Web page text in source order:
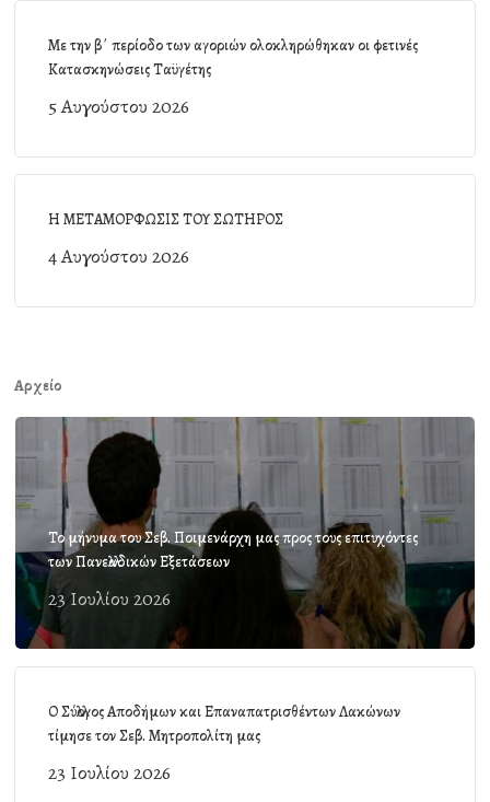
Με την β΄ περίοδο των αγοριών ολοκληρώθηκαν οι φετινές
Κατασκηνώσεις Ταϋγέτης
5 Αυγούστου 2026
Η ΜΕΤΑΜΟΡΦΩΣΙΣ ΤΟΥ ΣΩΤΗΡΟΣ
4 Αυγούστου 2026
Αρχείο
Το μήνυμα του Σεβ. Ποιμενάρχη μας προς τους επιτυχόντες
των Πανελλαδικών Εξετάσεων
23 Ιουλίου 2026
Ο Σύλλογος Αποδήμων και Επαναπατρισθέντων Λακώνων
τίμησε τον Σεβ. Μητροπολίτη μας
23 Ιουλίου 2026